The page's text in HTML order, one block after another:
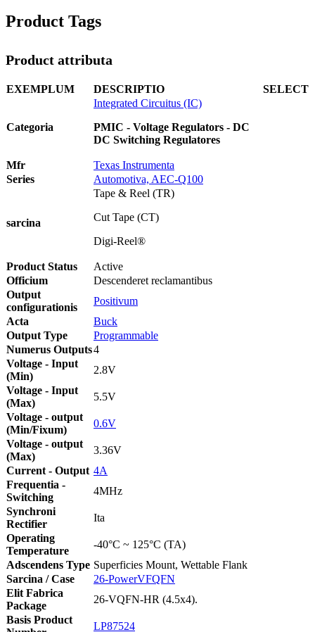
Product Tags
Product attributa
EXEMPLUM DESCRIPTIO SELECT
Categoria
Integrated Circuitus (IC)
PMIC - Voltage Regulators - DC
DC Switching Regulatores
Mfr
Texas Instrumenta
Series
Automotiva, AEC-Q100
sarcina
Tape & Reel (TR)
Cut Tape (CT)
Digi-Reel®
Product Status
Active
Officium
Descenderet reclamantibus
Output
configurationis
Positivum
Acta
Buck
Output Type
Programmable
Numerus Outputs4
Voltage - Input
(Min)
2.8V
Voltage - Input
(Max)
5.5V
Voltage - output
(Min/Fixum)
0.6V
Voltage - output
(Max)
3.36V
Current - Output 4A
Frequentia -
Switching
4MHz
Synchroni
Rectifier
Ita
Operating
Temperature
-40°C ~ 125°C (TA)
Adscendens Type Superficies Mount, Wettable Flank
Sarcina / Case
26-PowerVFQFN
Elit Fabrica
Package
26-VQFN-HR (4.5x4).
Basis Product
LP87524